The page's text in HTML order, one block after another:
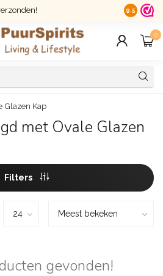
14 dagen
9.5
0
Glazen Kap
met Ovale Glazen
Filters
gevonden!